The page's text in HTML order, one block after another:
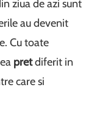
ziua de azi sunt
au devenit
Cu toate
pretdiferit in
care si